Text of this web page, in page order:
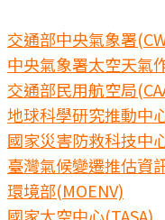
交通部中央氣象署
中央氣象署太空天氣
交通部民用航空局
地球科學研究推動中
國家災害防救科技中
臺灣氣候變遷推估資
環境部(MOENV)
國家太空中心(TASA)